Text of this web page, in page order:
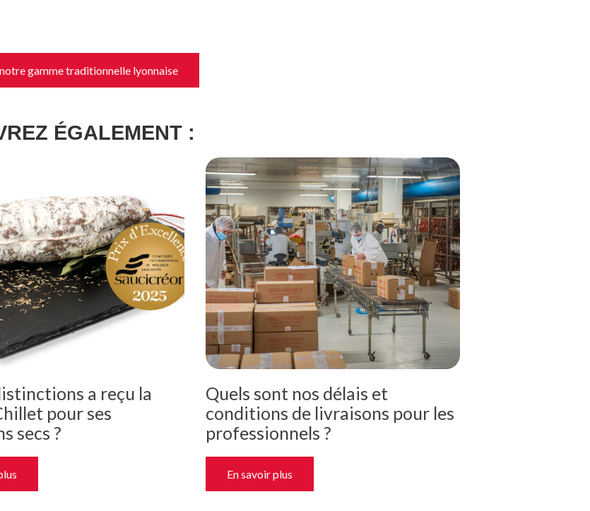
gamme traditionnelle lyonnaise
ÉGALEMENT :
a reçu la
pour ses
secs ?
Quels sont nos délais et
conditions de livraisons pour les
professionnels ?
En savoir plus